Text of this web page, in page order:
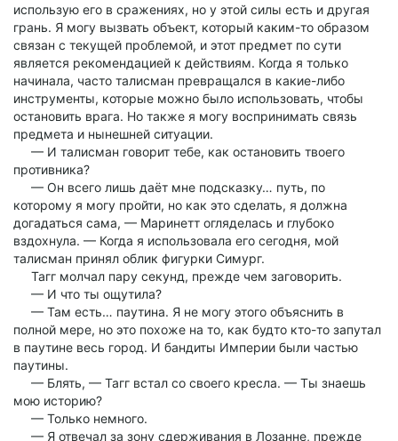
использую его в сражениях, но у этой силы есть и другая
грань. Я могу вызвать объект, который каким-то образом
связан с текущей проблемой, и этот предмет по сути
является рекомендацией к действиям. Когда я только
начинала, часто талисман превращался в какие-либо
инструменты, которые можно было использовать, чтобы
остановить врага. Но также я могу воспринимать связь
предмета и нынешней ситуации.
— И талисман говорит тебе, как остановить твоего
противника?
— Он всего лишь даёт мне подсказку… путь, по
которому я могу пройти, но как это сделать, я должна
догадаться сама, — Маринетт огляделась и глубоко
вздохнула. — Когда я использовала его сегодня, мой
талисман принял облик фигурки Симург.
Тагг молчал пару секунд, прежде чем заговорить.
— И что ты ощутила?
— Там есть… паутина. Я не могу этого объяснить в
полной мере, но это похоже на то, как будто кто-то запутал
в паутине весь город. И бандиты Империи были частью
паутины.
— Блять, — Тагг встал со своего кресла. — Ты знаешь
мою историю?
— Только немного.
— Я отвечал за зону сдерживания в Лозанне, прежде